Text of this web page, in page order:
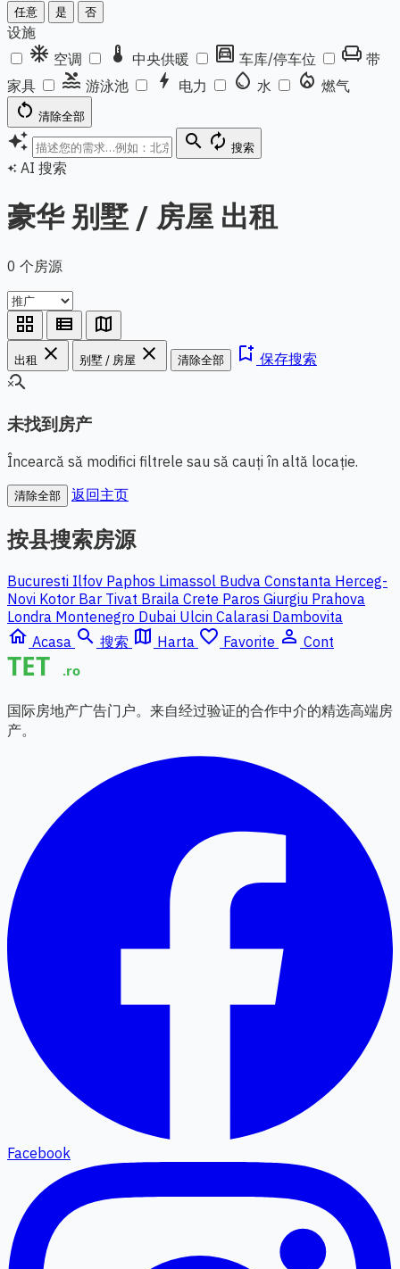
任意 是 否
设施
ac_unit 空调 thermostat 中央供暖 garage 车库/停车位 chair 带
家具
pool 游泳池 bolt 电力 water_drop 水 local_fire_department 燃气
restart_alt 清除全部
auto_awesome search autorenew 搜索
auto_awesome AI 搜索
豪华 别墅 / 房屋 出租
0 个房源
grid_view view_list map
出租 close 别墅 / 房屋 close 清除全部 bookmark_add 保存搜索
search_off
未找到房产
Încearcă să modifici filtrele sau să cauți în altă locație.
清除全部 返回主页
按县搜索房源
Bucuresti Ilfov Paphos Limassol Budva Constanta Herceg-
Novi Kotor Bar Tivat Braila Crete Paros Giurgiu Prahova
Londra Montenegro Dubai Ulcin Calarasi Dambovita
home Acasa search 搜索 map Harta favorite_border Favorite person_outline Cont
国际房地产广告门户。来自经过验证的合作中介的精选高端房
产。
Facebook